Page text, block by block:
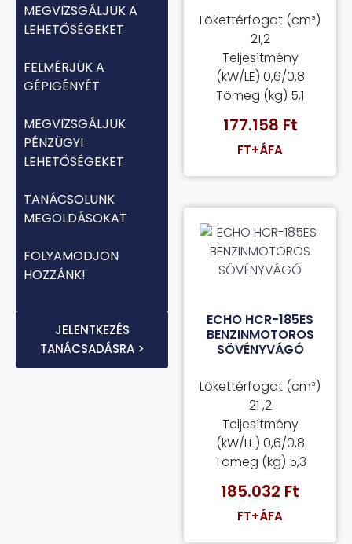
MEGVIZSGÁLJUK A
LEHETŐSÉGEKET
FELMÉRJÜK A
GÉPIGÉNYÉT
MEGVIZSGÁLJUK
PÉNZÜGYI
LEHETŐSÉGEKET
TANÁCSOLUNK
MEGOLDÁSOKAT
FOLYAMODJON
HOZZÁNK!
JELENTKEZÉS
TANÁCSADÁSRA >
Lökettérfogat (cm³)
21,2
Teljesítmény
(kW/LE) 0,6/0,8
Tömeg (kg) 5,1
177.158 Ft
FT+ÁFA
ECHO HCR-185ES
BENZINMOTOROS
SÖVÉNYVÁGÓ
Lökettérfogat (cm³)
21 ,2
Teljesítmény
(kW/LE) 0,6/0,8
Tömeg (kg) 5,3
185.032 Ft
FT+ÁFA